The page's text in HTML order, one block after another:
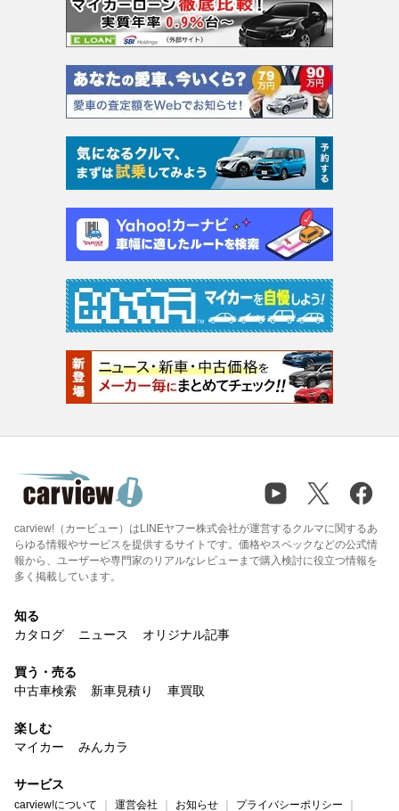
carview!（カービュー）はLINEヤフー株式会社が運営するクルマに関するあ
らゆる情報やサービスを提供するサイトです。価格やスペックなどの公式情
報から、ユーザーや専門家のリアルなレビューまで購入検討に役立つ情報を
多く掲載しています。
知る
カタログ
ニュース オリジナル記事
買う・売る
中古車検索
新車見積り 車買取
楽しむ
マイカー
みんカラ
サービス
carview!について 運営会社 お知らせ プライバシーポリシー